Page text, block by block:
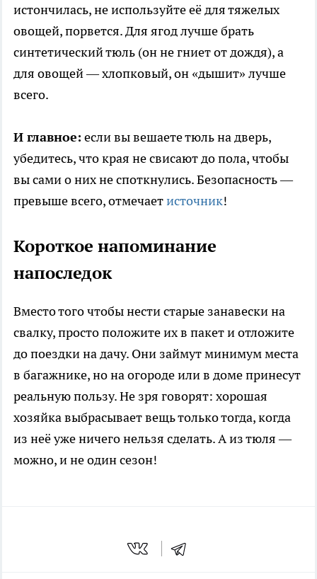
истончилась, не используйте её для тяжелых
овощей, порвется. Для ягод лучше брать
синтетический тюль (он не гниет от дождя), а
для овощей — хлопковый, он «дышит» лучше
всего.
И главное: если вы вешаете тюль на дверь,
убедитесь, что края не свисают до пола, чтобы
вы сами о них не споткнулись. Безопасность —
превыше всего, отмечаетисточник!
Короткое напоминание
напоследок
Вместо того чтобы нести старые занавески на
свалку, просто положите их в пакет и отложите
до поездки на дачу. Они займут минимум места
в багажнике, но на огороде или в доме принесут
реальную пользу. Не зря говорят: хорошая
хозяйка выбрасывает вещь только тогда, когда
из неё уже ничего нельзя сделать. А из тюля —
можно, и не один сезон!